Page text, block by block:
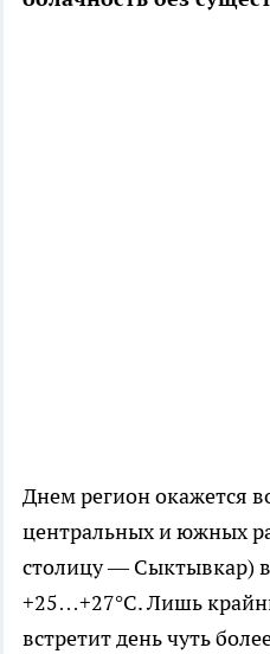
Днем регион окажется
центральных и южных
столицу — Сыктывкар)
+25…+27°C. Лишь
встретит день чуть